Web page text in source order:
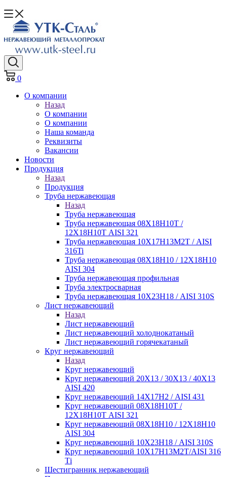
0
О компании
Назад
О компании
О компании
Наша команда
Реквизиты
Вакансии
Новости
Продукция
Назад
Продукция
Труба нержавеющая
Назад
Труба нержавеющая
Труба нержавеющая 08Х18Н10Т /
12Х18Н10Т AISI 321
Труба нержавеющая 10Х17Н13М2Т / AISI
316Ti
Труба нержавеющая 08Х18Н10 / 12Х18Н10
AISI 304
Труба нержавеющая профильная
Труба электросварная
Труба нержавеющая 10Х23Н18 / AISI 310S
Лист нержавеющий
Назад
Лист нержавеющий
Лист нержавеющий холоднокатаный
Лист нержавеющий горячекатаный
Круг нержавеющий
Назад
Круг нержавеющий
Круг нержавеющий 20Х13 / 30Х13 / 40Х13
AISI 420
Круг нержавеющий 14Х17Н2 / AISI 431
Круг нержавеющий 08Х18Н10Т /
12Х18Н10Т AISI 321
Круг нержавеющий 08Х18Н10 / 12Х18Н10
AISI 304
Круг нержавеющий 10Х23Н18 / AISI 310S
Круг нержавеющий 10Х17Н13М2Т/AISI 316
Тi
Шестигранник нержавеющий